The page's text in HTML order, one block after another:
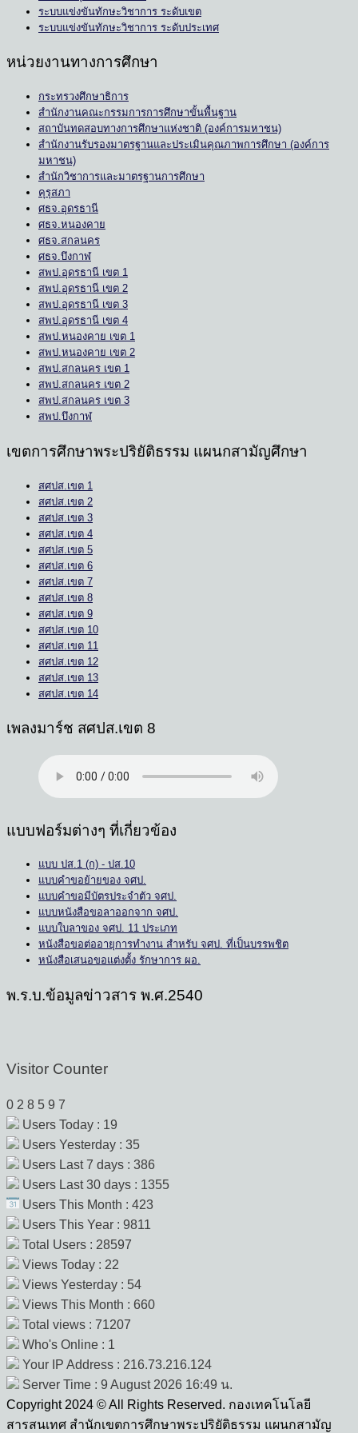
ระบบแข่งขันทักษะวิชาการ ระดับเขต
ระบบแข่งขันทักษะวิชาการ ระดับประเทศ
หน่วยงานทางการศึกษา
กระทรวงศึกษาธิการ
สำนักงานคณะกรรมการการศึกษาขั้นพื้นฐาน
สถาบันทดสอบทางการศึกษาแห่งชาติ (องค์การมหาชน)
สำนักงานรับรองมาตรฐานและประเมินคุณภาพการศึกษา (องค์การ
มหาชน)
สำนักวิชาการและมาตรฐานการศึกษา
คุรุสภา
ศธจ.อุดรธานี
ศธจ.หนองคาย
ศธจ.สกลนคร
ศธจ.บึงกาฬ
สพป.อุดรธานี เขต 1
สพป.อุดรธานี เขต 2
สพป.อุดรธานี เขต 3
สพป.อุดรธานี เขต 4
สพป.หนองคาย เขต 1
สพป.หนองคาย เขต 2
สพป.สกลนคร เขต 1
สพป.สกลนคร เขต 2
สพป.สกลนคร เขต 3
สพป.บึงกาฬ
เขตการศึกษาพระปริยัติธรรม แผนกสามัญศึกษา
สศปส.เขต 1
สศปส.เขต 2
สศปส.เขต 3
สศปส.เขต 4
สศปส.เขต 5
สศปส.เขต 6
สศปส.เขต 7
สศปส.เขต 8
สศปส.เขต 9
สศปส.เขต 10
สศปส.เขต 11
สศปส.เขต 12
สศปส.เขต 13
สศปส.เขต 14
เพลงมาร์ช สศปส.เขต 8
แบบฟอร์มต่างๆ ที่เกี่ยวข้อง
แบบ ปส.1 (ก) - ปส.10
แบบคำขอย้ายของ จศป.
แบบคำขอมีบัตรประจำตัว จศป.
แบบหนังสือขอลาออกจาก จศป.
แบบใบลาของ จศป. 11 ประเภท
หนังสือขอต่ออายุการทำงาน สำหรับ จศป. ที่เป็นบรรพชิต
หนังสือเสนอขอแต่งตั้ง รักษาการ ผอ.
พ.ร.บ.ข้อมูลข่าวสาร พ.ศ.2540
Visitor Counter
0 2 8 5 9 7
Users Today : 19
Users Yesterday : 35
Users Last 7 days : 386
Users Last 30 days : 1355
Users This Month : 423
Users This Year : 9811
Total Users : 28597
Views Today : 22
Views Yesterday : 54
Views This Month : 660
Total views : 71207
Who's Online : 1
Your IP Address : 216.73.216.124
Server Time : 9 August 2026 16:49 น.
Copyright 2024 © All Rights Reserved. กองเทคโนโลยี
สารสนเทศ สำนักเขตการศึกษาพระปริยัติธรรม แผนกสามัญ